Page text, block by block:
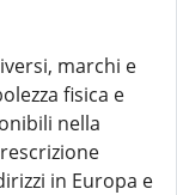
marchi e
fisica e
nella
in Europa e